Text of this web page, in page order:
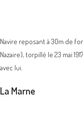
Navire reposant à 30m de
Nazaire), torpillé le 23 mai
avec lui.
La Marne